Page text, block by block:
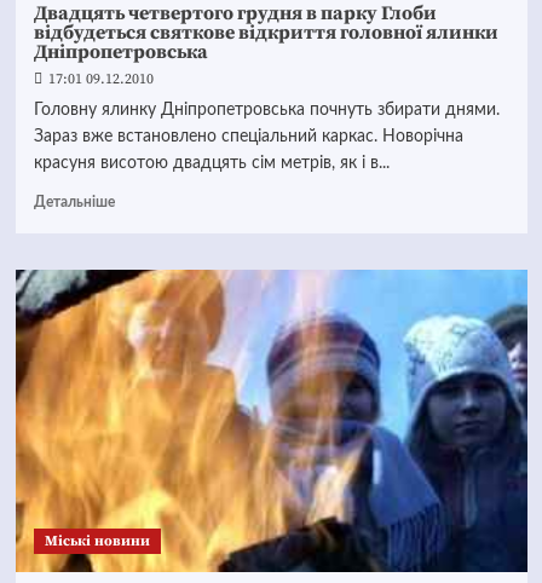
Двадцять четвертого грудня в парку Глоби
відбудеться святкове відкриття головної ялинки
Дніпропетровська
17:01 09.12.2010
Головну ялинку Дніпропетровська почнуть збирати днями.
Зараз вже встановлено спеціальний каркас. Новорічна
красуня висотою двадцять сім метрів, як і в...
Детальніше
Mіські новини